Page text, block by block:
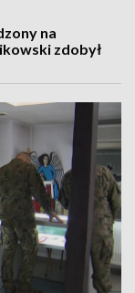
na
zdobył